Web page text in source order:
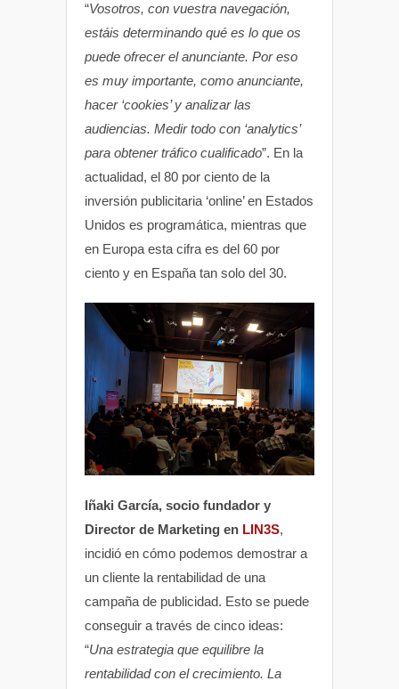
“Vosotros, con vuestra navegación,
estáis determinando qué es lo que os
puede ofrecer el anunciante. Por eso
es muy importante, como anunciante,
hacer ‘cookies’ y analizar las
audiencias. Medir todo con ‘analytics’
para obtener tráfico cualificado”. En la
actualidad, el 80 por ciento de la
inversión publicitaria ‘online’ en Estados
Unidos es programática, mientras que
en Europa esta cifra es del 60 por
ciento y en España tan solo del 30.
Iñaki García, socio fundador y
Director de Marketing en LIN3S,
incidió en cómo podemos demostrar a
un cliente la rentabilidad de una
campaña de publicidad. Esto se puede
conseguir a través de cinco ideas:
“Una estrategia que equilibre la
rentabilidad con el crecimiento. La